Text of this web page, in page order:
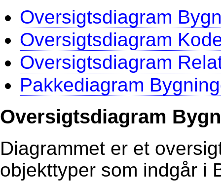
Oversigtsdiagram
Oversigtsdiagram
Oversigtsdiagram
Pakkediagram
Oversigtsdiagram
Diagrammet er et
objekttyper som indgår i